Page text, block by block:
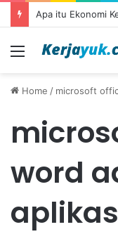
Apa itu Ekonomi
Menu
Home / microsoft
word